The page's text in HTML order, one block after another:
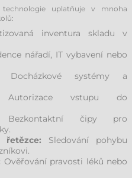
uplatňuje v mnoha
inventura skladu v
nářadí, IT vybavení nebo
Docházkové systémy a
vstupu do
čipy pro
řetězce: Sledování pohybu
Ověřování pravosti léků nebo